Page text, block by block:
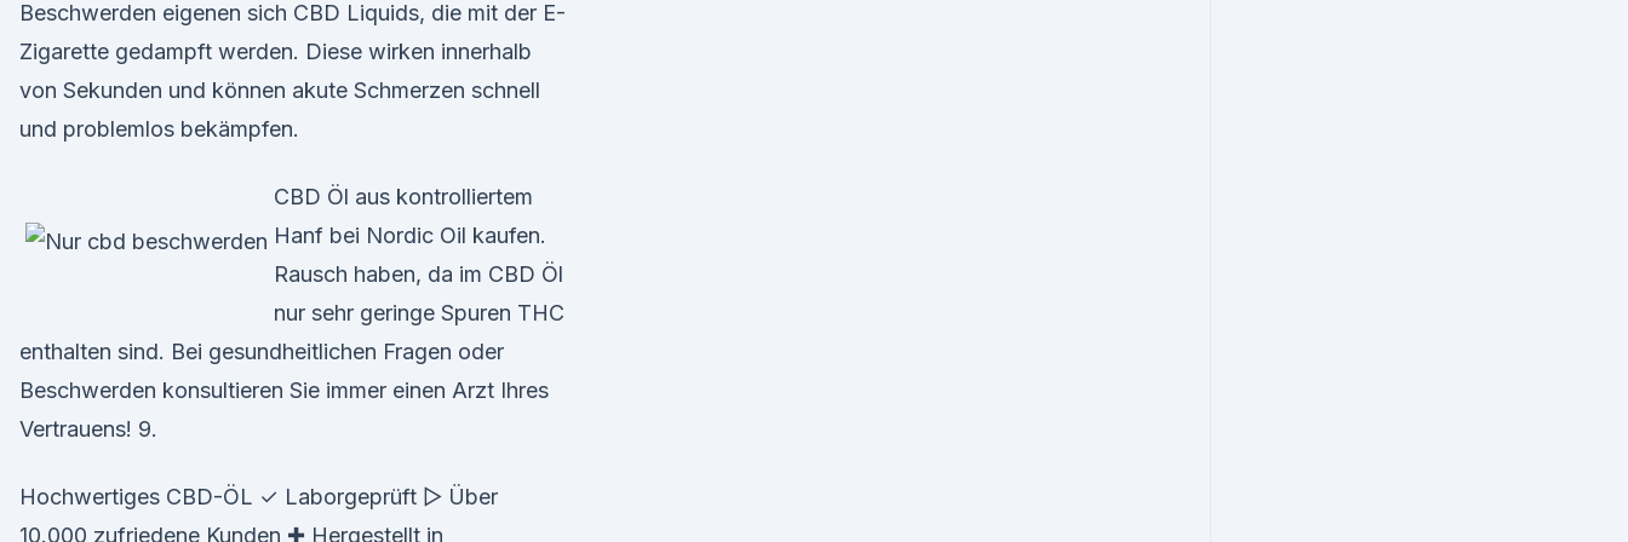
Beschwerden eigenen sich CBD Liquids, die mit der E-
Zigarette gedampft werden. Diese wirken innerhalb
von Sekunden und können akute Schmerzen schnell
und problemlos bekämpfen.
CBD Öl aus kontrolliertem
Hanf bei Nordic Oil kaufen.
Rausch haben, da im CBD Öl
nur sehr geringe Spuren THC
enthalten sind. Bei gesundheitlichen Fragen oder
Beschwerden konsultieren Sie immer einen Arzt Ihres
Vertrauens! 9.
Hochwertiges CBD-ÖL ✓ Laborgeprüft ▷ Über
10.000 zufriedene Kunden ✚ Hergestellt in